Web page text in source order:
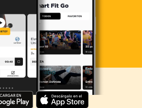
ahora lo Smart Fit App